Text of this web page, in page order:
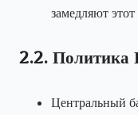
замедляют
2.2. Политика
Центральный